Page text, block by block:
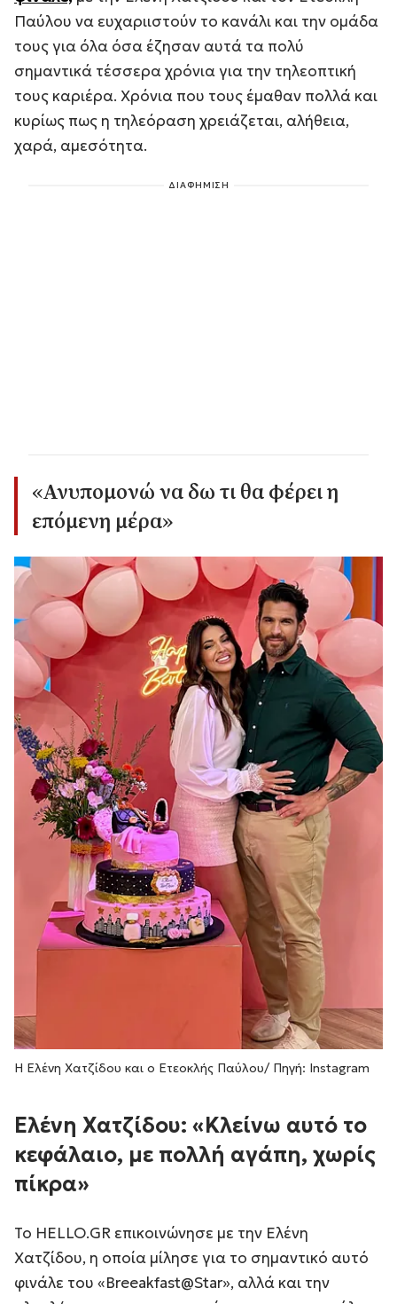
Παύλου να ευχαριιστούν το κανάλι και την ομάδα
τους για όλα όσα έζησαν αυτά τα πολύ
σημαντικά τέσσερα χρόνια για την τηλεοπτική
τους καριέρα. Χρόνια που τους έμαθαν πολλά και
κυρίως πως η τηλεόραση χρειάζεται, αλήθεια,
χαρά, αμεσότητα.
ΔΙΑΦΗΜΙΣΗ
«Ανυπομονώ να δω τι θα φέρει η
επόμενη μέρα»
Η Ελένη Χατζίδου και ο Ετεοκλής Παύλου/ Πηγή: Instagram
Ελένη Χατζίδου: «Κλείνω αυτό το
κεφάλαιο, με πολλή αγάπη, χωρίς
πίκρα»
Το HELLO.GR επικοινώνησε με την Ελένη
Χατζίδου, η οποία μίλησε για το σημαντικό αυτό
φινάλε του «Breeakfast@Star», αλλά και την